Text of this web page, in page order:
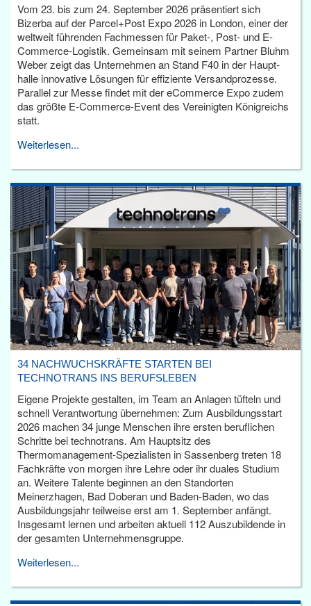
Vom 23. bis zum 24. September 2026 präsentiert sich
Bizerba auf der Parcel+Post Expo 2026 in London, einer der
weltweit führenden Fachmessen für Paket-, Post- und E-
Commerce-Logistik. Gemeinsam mit seinem Partner Bluhm
Weber zeigt das Unternehmen an Stand F40 in der Haupt­
halle innovative Lösungen für effiziente Versandprozesse.
Parallel zur Messe findet mit der eCommerce Expo zudem
das größte E-Commerce-Event des Vereinigten Königreichs
statt.
Weiterlesen...
34 NACHWUCHSKRÄFTE STARTEN BEI
TECHNOTRANS INS BERUFSLEBEN
Eigene Projekte gestalten, im Team an Anlagen tüfteln und
schnell Verantwortung übernehmen: Zum Ausbildungsstart
2026 machen 34 junge Menschen ihre ersten beruflichen
Schritte bei technotrans. Am Hauptsitz des
Thermomanagement-Spezialisten in Sassenberg treten 18
Fachkräfte von morgen ihre Lehre oder ihr duales Studium
an. Weitere Talente beginnen an den Standorten
Meinerzhagen, Bad Doberan und Baden-Baden, wo das
Ausbildungsjahr teilweise erst am 1. September anfängt.
Insgesamt lernen und arbeiten aktuell 112 Auszubildende in
der gesamten Unternehmensgruppe.
Weiterlesen...